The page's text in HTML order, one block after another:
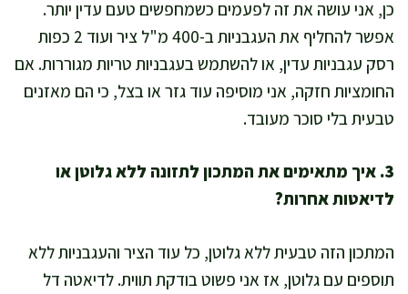
כן, אני עושה את זה לפעמים כשמחפשים טעם עדין יותר.
אפשר להחליף את העגבניות ב-400 מ"ל ציר ועוד 2 כפות
רסק עגבניות עדין, או להשתמש בעגבניות טריות מגוררות. אם
החומציות חזקה, אני מוסיפה עוד גזר או בצל, כי הם מאזנים
טבעית בלי סוכר מעובד.
3. איך מתאימים את המתכון לתזונה ללא גלוטן או
לדיאטות אחרות?
המתכון הזה טבעית ללא גלוטן, כל עוד הציר והעגבניות ללא
תוספים עם גלוטן, אז אני פשוט בודקת תווית. לדיאטה דל